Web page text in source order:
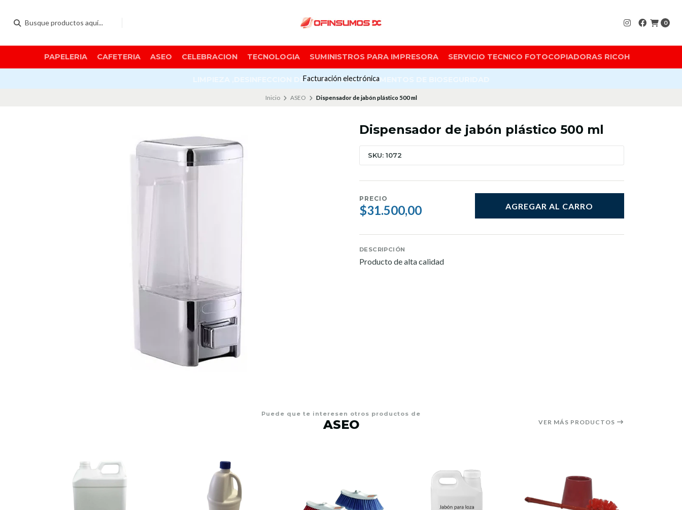
0
PAPELERIA CAFETERIA ASEO CELEBRACION TECNOLOGIA SUMINISTROS PARA IMPRESORA SERVICIO TECNICO FOTOCOPIADORAS RICOH
LIMPIEZA ,DESINFECCION DE SUPERFICIES Y ELEMENTOS DE BIOSEGURIDAD
Facturación electrónica
Inicio ASEO Dispensador de jabón plástico 500 ml
Dispensador de jabón plástico 500 ml
SKU: 1072
PRECIO
$31.500,00 AGREGAR AL CARRO
DESCRIPCIÓN
Producto de alta calidad
Puede que te interesen otros productos de
ASEO VER MÁS PRODUCTOS